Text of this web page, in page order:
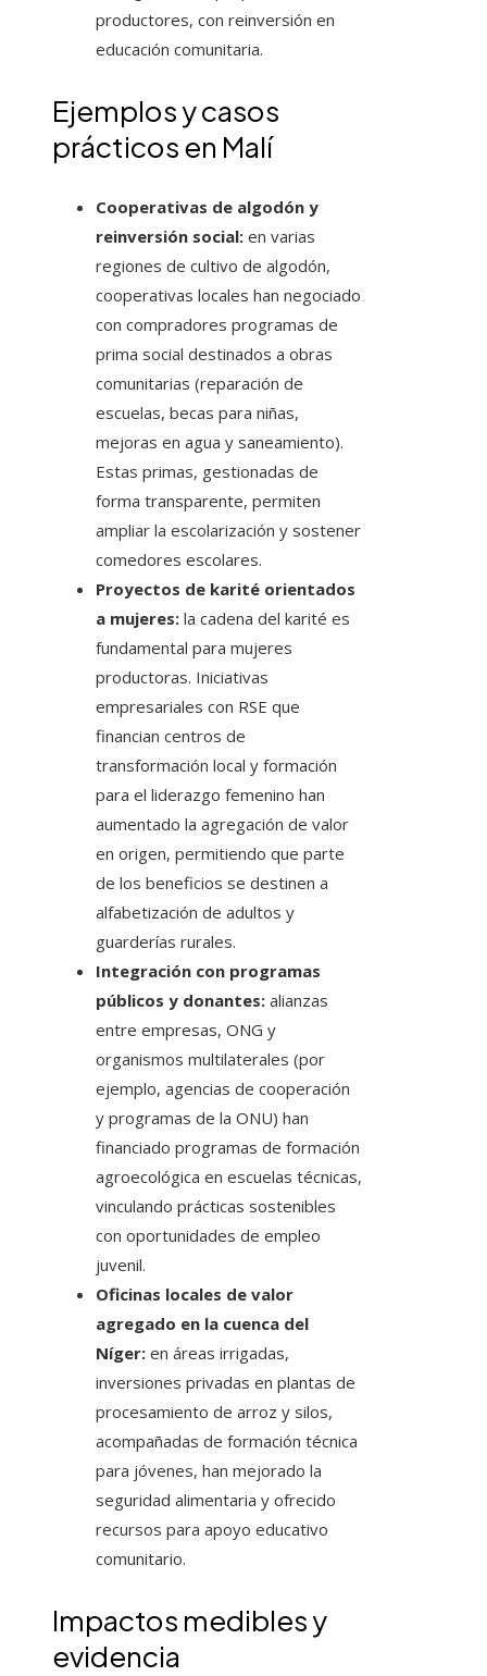
productores, con reinversión en
educación comunitaria.
Ejemplos y casos
prácticos en Malí
Cooperativas de algodón y
reinversión social: en varias
regiones de cultivo de algodón,
cooperativas locales han negociado
con compradores programas de
prima social destinados a obras
comunitarias (reparación de
escuelas, becas para niñas,
mejoras en agua y saneamiento).
Estas primas, gestionadas de
forma transparente, permiten
ampliar la escolarización y sostener
comedores escolares.
Proyectos de karité orientados
a mujeres: la cadena del karité es
fundamental para mujeres
productoras. Iniciativas
empresariales con RSE que
financian centros de
transformación local y formación
para el liderazgo femenino han
aumentado la agregación de valor
en origen, permitiendo que parte
de los beneficios se destinen a
alfabetización de adultos y
guarderías rurales.
Integración con programas
públicos y donantes: alianzas
entre empresas, ONG y
organismos multilaterales (por
ejemplo, agencias de cooperación
y programas de la ONU) han
financiado programas de formación
agroecológica en escuelas técnicas,
vinculando prácticas sostenibles
con oportunidades de empleo
juvenil.
Oficinas locales de valor
agregado en la cuenca del
Níger: en áreas irrigadas,
inversiones privadas en plantas de
procesamiento de arroz y silos,
acompañadas de formación técnica
para jóvenes, han mejorado la
seguridad alimentaria y ofrecido
recursos para apoyo educativo
comunitario.
Impactos medibles y
evidencia